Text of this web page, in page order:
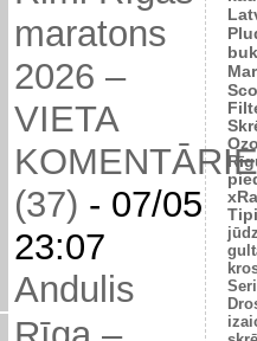
maratons
2026 –
VIETA
(37) - 07/05
23:07
Andulis